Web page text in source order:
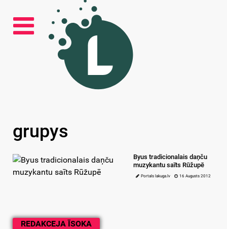
REDAKCEJA ĪSOKA
grupys
Byus tradicionalais daņču
muzykantu saīts Rūžupē
Portals lakuga.lv 16 Augusts 2012